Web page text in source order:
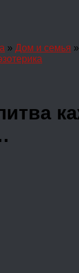
» Дом и семья »